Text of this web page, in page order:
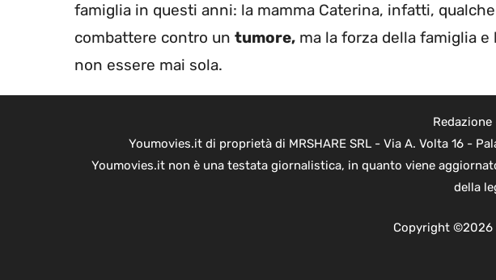
famiglia in questi anni: la mamma Caterina, infatti,
combattere contro un tumore, ma la forza della famiglia
non essere mai sola.
Redazione
Youmovies.it di proprietà di MRSHARE SRL - Via A. Volta 16 -
Youmovies.it non è una testata giornalistica, in quanto viene
della
Copyright